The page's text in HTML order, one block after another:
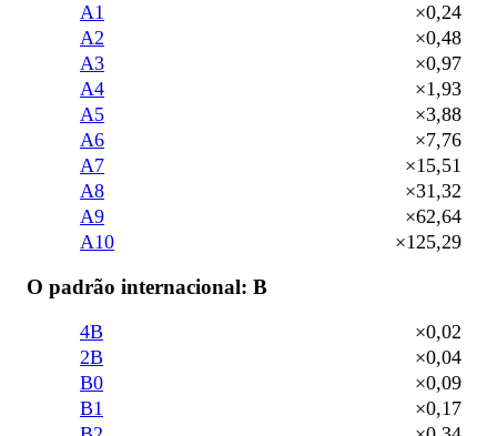
A1
×0,24
A2
×0,48
A3
×0,97
A4
×1,93
A5
×3,88
A6
×7,76
A7
×15,51
A8
×31,32
A9
×62,64
A10
×125,29
O padrão internacional: B
4B
×0,02
2B
×0,04
B0
×0,09
B1
×0,17